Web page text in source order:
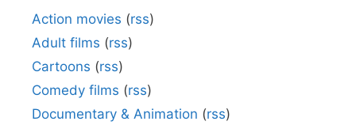
Action movies (rss)
Adult films (rss)
Cartoons (rss)
Comedy films (rss)
Documentary & Animation (rss)